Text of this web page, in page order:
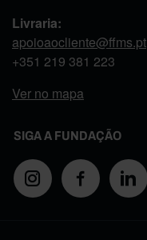
Livraria:
apoioaocliente@ffms.pt
+351 219 381 223
Ver no mapa
SIGA A FUNDAÇÃO